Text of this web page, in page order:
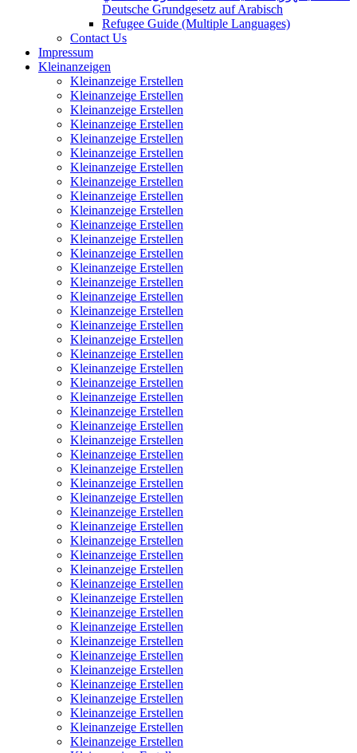
Deutsche Grundgesetz auf Arabisch
Refugee Guide (Multiple Languages)
Contact Us
Impressum
Kleinanzeigen
Kleinanzeige Erstellen
Kleinanzeige Erstellen
Kleinanzeige Erstellen
Kleinanzeige Erstellen
Kleinanzeige Erstellen
Kleinanzeige Erstellen
Kleinanzeige Erstellen
Kleinanzeige Erstellen
Kleinanzeige Erstellen
Kleinanzeige Erstellen
Kleinanzeige Erstellen
Kleinanzeige Erstellen
Kleinanzeige Erstellen
Kleinanzeige Erstellen
Kleinanzeige Erstellen
Kleinanzeige Erstellen
Kleinanzeige Erstellen
Kleinanzeige Erstellen
Kleinanzeige Erstellen
Kleinanzeige Erstellen
Kleinanzeige Erstellen
Kleinanzeige Erstellen
Kleinanzeige Erstellen
Kleinanzeige Erstellen
Kleinanzeige Erstellen
Kleinanzeige Erstellen
Kleinanzeige Erstellen
Kleinanzeige Erstellen
Kleinanzeige Erstellen
Kleinanzeige Erstellen
Kleinanzeige Erstellen
Kleinanzeige Erstellen
Kleinanzeige Erstellen
Kleinanzeige Erstellen
Kleinanzeige Erstellen
Kleinanzeige Erstellen
Kleinanzeige Erstellen
Kleinanzeige Erstellen
Kleinanzeige Erstellen
Kleinanzeige Erstellen
Kleinanzeige Erstellen
Kleinanzeige Erstellen
Kleinanzeige Erstellen
Kleinanzeige Erstellen
Kleinanzeige Erstellen
Kleinanzeige Erstellen
Kleinanzeige Erstellen